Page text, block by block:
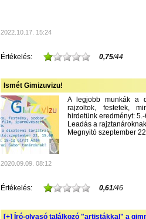
2022.10.17. 15:24
Értékelés: 0,75/44
Ismét Gimizuvizu!
A legjobb munkák a
rajzoltok, festetek,
hirdetünk eredményt:
Leadás a
Megnyitó szeptember
2020.09.09. 08:12
Értékelés: 0,61/46
[+] Író-olvasó találkozó "artistákkal" a